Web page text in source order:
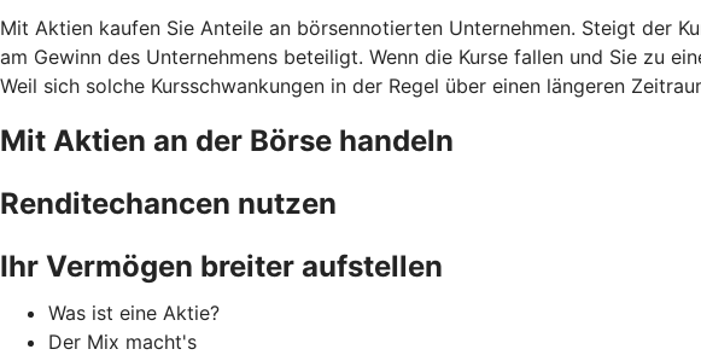
Mit Aktien kaufen Sie Anteile an börsennotierten Unternehmen. Steigt der
am Gewinn des Unternehmens beteiligt. Wenn die Kurse fallen und Sie zu
Weil sich solche Kursschwankungen in der Regel über einen längeren
Mit Aktien an der Börse handeln
Renditechancen nutzen
Ihr Vermögen breiter aufstellen
Was ist eine Aktie?
Der Mix macht's